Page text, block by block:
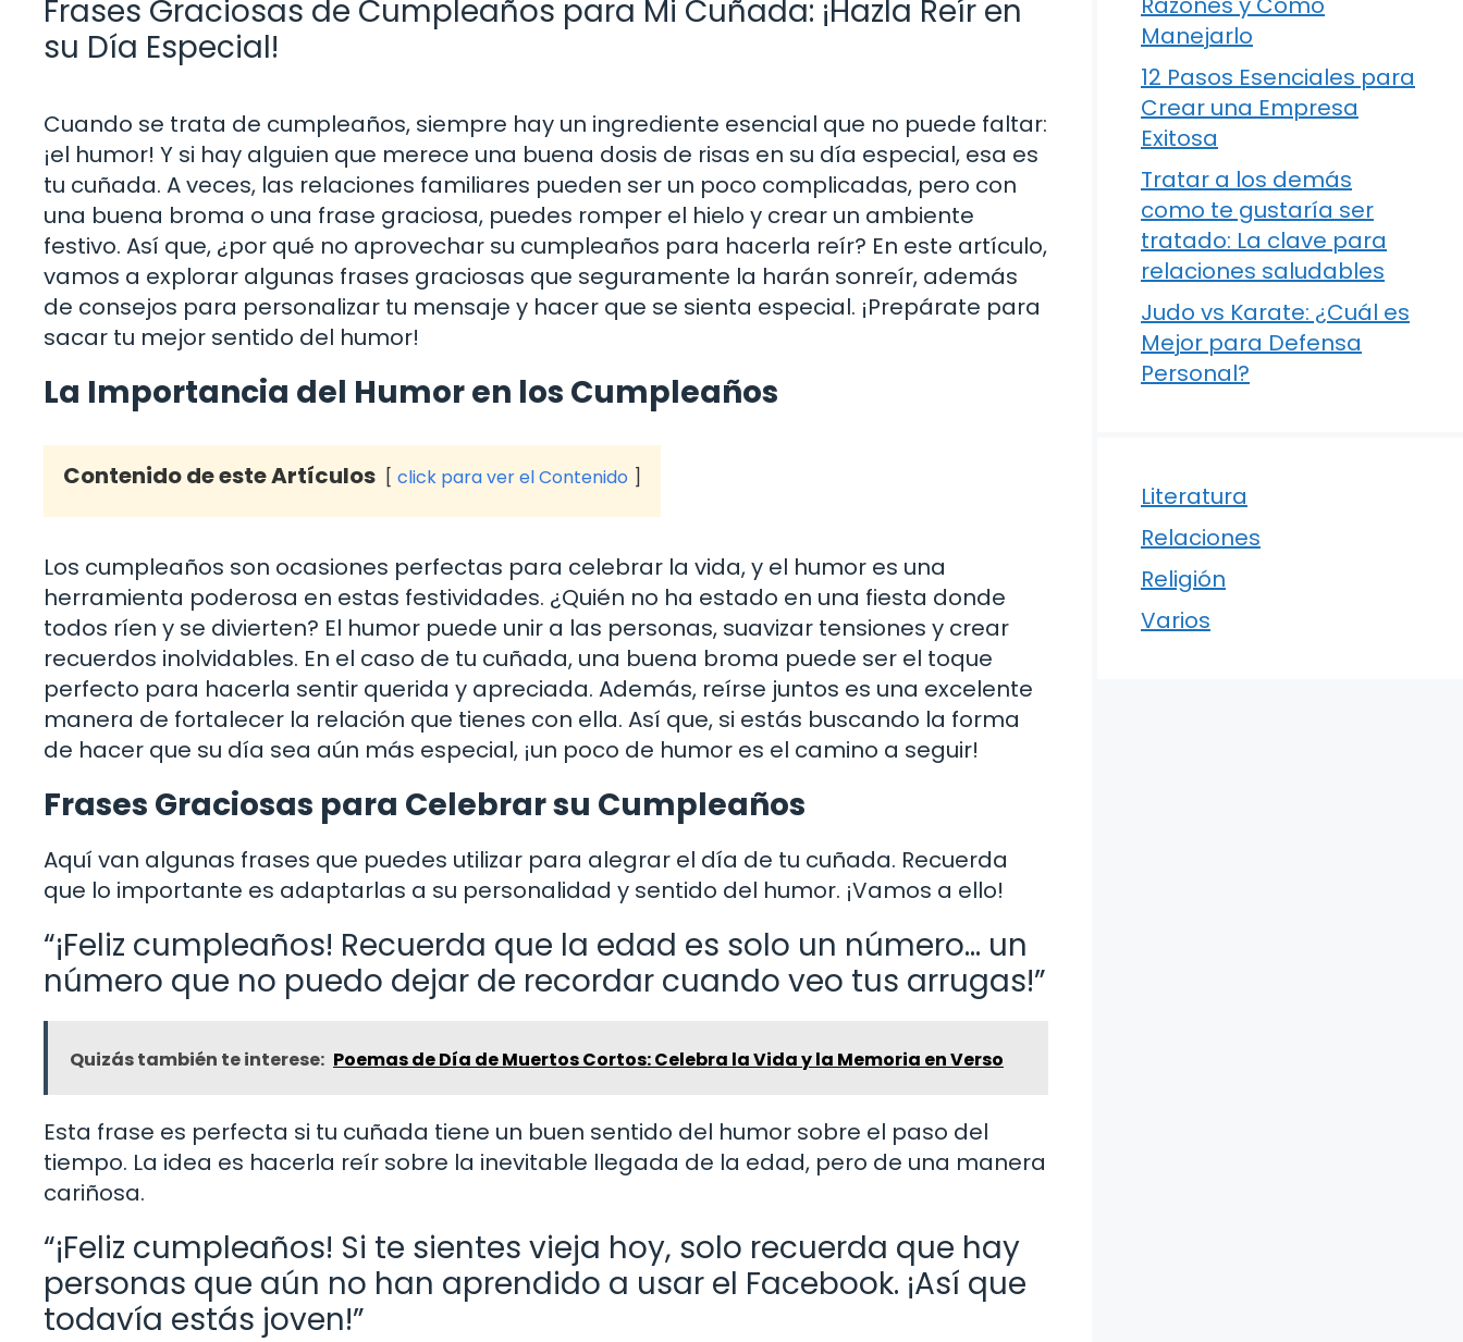
Frases Graciosas de Cumpleaños para Mi Cuñada: ¡Hazla Reír en
su Día Especial!
Cuando se trata de cumpleaños, siempre hay un ingrediente esencial que no puede faltar:
¡el humor! Y si hay alguien que merece una buena dosis de risas en su día especial, esa es
tu cuñada. A veces, las relaciones familiares pueden ser un poco complicadas, pero con
una buena broma o una frase graciosa, puedes romper el hielo y crear un ambiente
festivo. Así que, ¿por qué no aprovechar su cumpleaños para hacerla reír? En este artículo,
vamos a explorar algunas frases graciosas que seguramente la harán sonreír, además
de consejos para personalizar tu mensaje y hacer que se sienta especial. ¡Prepárate para
sacar tu mejor sentido del humor!
La Importancia del Humor en los Cumpleaños
Contenido de este Artículos click para ver el Contenido
Los cumpleaños son ocasiones perfectas para celebrar la vida, y el humor es una
herramienta poderosa en estas festividades. ¿Quién no ha estado en una fiesta donde
todos ríen y se divierten? El humor puede unir a las personas, suavizar tensiones y crear
recuerdos inolvidables. En el caso de tu cuñada, una buena broma puede ser el toque
perfecto para hacerla sentir querida y apreciada. Además, reírse juntos es una excelente
manera de fortalecer la relación que tienes con ella. Así que, si estás buscando la forma
de hacer que su día sea aún más especial, ¡un poco de humor es el camino a seguir!
Frases Graciosas para Celebrar su Cumpleaños
Aquí van algunas frases que puedes utilizar para alegrar el día de tu cuñada. Recuerda
que lo importante es adaptarlas a su personalidad y sentido del humor. ¡Vamos a ello!
“¡Feliz cumpleaños! Recuerda que la edad es solo un número… un
número que no puedo dejar de recordar cuando veo tus arrugas!”
Quizás también te interese: Poemas de Día de Muertos Cortos: Celebra la Vida y la Memoria en Verso
Esta frase es perfecta si tu cuñada tiene un buen sentido del humor sobre el paso del
tiempo. La idea es hacerla reír sobre la inevitable llegada de la edad, pero de una manera
cariñosa.
“¡Feliz cumpleaños! Si te sientes vieja hoy, solo recuerda que hay
personas que aún no han aprendido a usar el Facebook. ¡Así que
todavía estás joven!”
Manejarlo
12 Pasos Esenciales para
Crear una Empresa
Exitosa
Tratar a los demás
como te gustaría ser
tratado: La clave para
relaciones saludables
Judo vs Karate: ¿Cuál es
Mejor para Defensa
Personal?
Literatura
Relaciones
Religión
Varios